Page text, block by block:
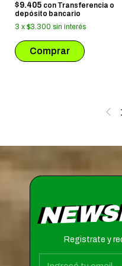
$9.405 con Transferencia o
depósito bancario
3 x $3.300 sin interés
Registrate y